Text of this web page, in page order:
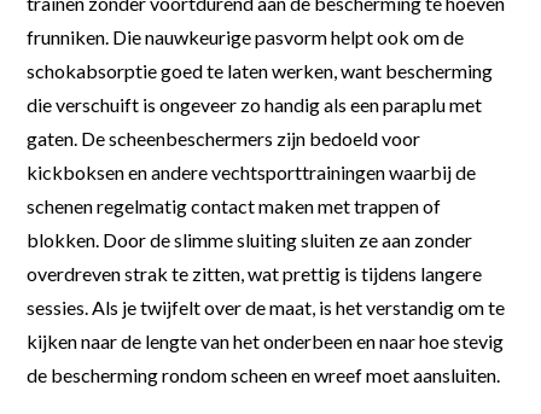
frunniken. Die nauwkeurige pasvorm helpt ook om de
schokabsorptie goed te laten werken, want bescherming
die verschuift is ongeveer zo handig als een paraplu met
gaten. De scheenbeschermers zijn bedoeld voor
kickboksen en andere vechtsporttrainingen waarbij de
schenen regelmatig contact maken met trappen of
blokken. Door de slimme sluiting sluiten ze aan zonder
overdreven strak te zitten, wat prettig is tijdens langere
sessies. Als je twijfelt over de maat, is het verstandig om te
kijken naar de lengte van het onderbeen en naar hoe stevig
de bescherming rondom scheen en wreef moet aansluiten.